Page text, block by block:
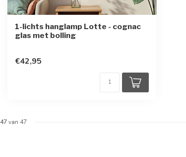
1-lichts hanglamp Lotte - cognac
glas met bolling
€42,95
47van 47